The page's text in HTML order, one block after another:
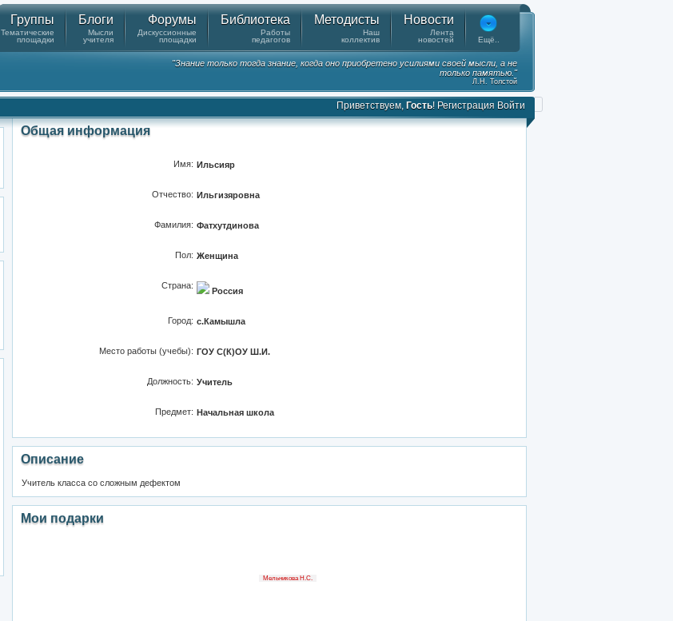
Группы
Тематические
площадки
Блоги
Мысли
учителя
Форумы
Дискуссионные
площадки
Библиотека
Работы
педагогов
Методисты
Наш
коллектив
Новости
Лента
новостей
Ещё..
"Знание только тогда знание, когда оно приобретено усилиями своей мысли, а не
только памятью."
Л.Н. Толстой
Приветствуем, Гость! Регистрация Войти
Общая информация
Имя: Ильсияр
Отчество: Ильгизяровна
Фамилия: Фатхутдинова
Пол: Женщина
Страна:
Россия
Город: с.Камышла
Место работы (учебы): ГОУ С(К)ОУ Ш.И.
Должность: Учитель
Предмет: Начальная школа
Описание
Учитель класса со сложным дефектом
Мои подарки
Мельникова Н.С.